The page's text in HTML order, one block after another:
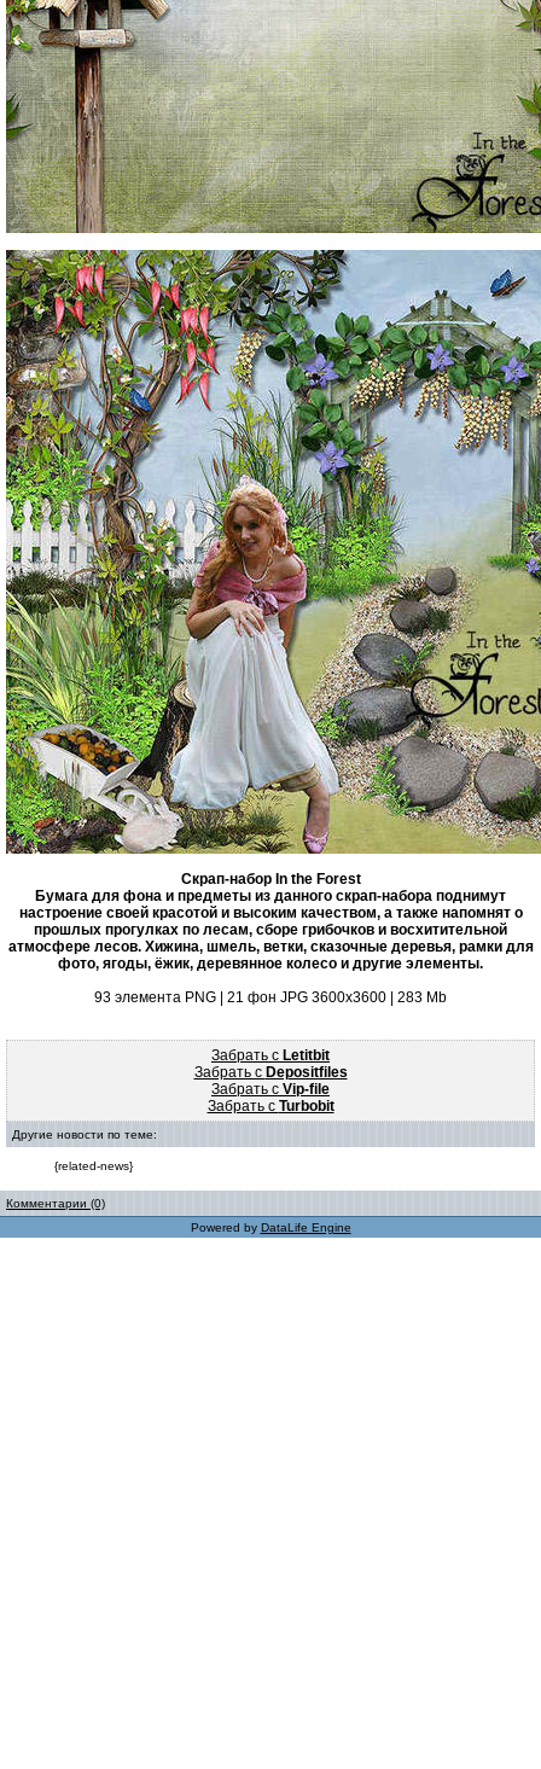
Скрап-набор In the Forest
Бумага для фона и предметы из данного скрап-набора поднимут
настроение своей красотой и высоким качеством, а также напомнят о
прошлых прогулках по лесам, сборе грибочков и восхитительной
атмосфере лесов. Хижина, шмель, ветки, сказочные деревья, рамки для
фото, ягоды, ёжик, деревянное колесо и другие элементы.
93 элемента PNG | 21 фон JPG 3600x3600 | 283 Mb
Забрать с Letitbit
Забрать с Depositfiles
Забрать с Vip-file
Забрать с Turbobit
Другие новости по теме:
{related-news}
Комментарии (0)
Powered by DataLife Engine